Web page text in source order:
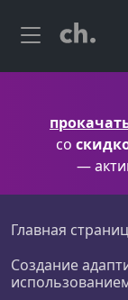
со
—
Главная
Создание